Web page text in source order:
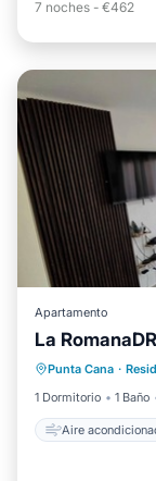
7 noches - €462
Apartamento
La
Punta Cana ·
1 Dormitorio
1 Baño
Aire
Aire
Apto